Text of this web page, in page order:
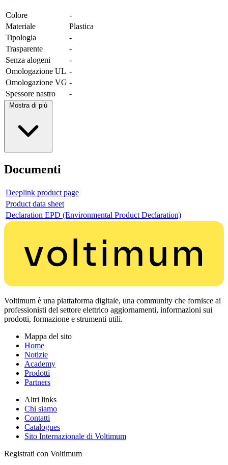
Colore
-
Materiale
Plastica
Tipologia
-
Trasparente
-
Senza alogeni
-
Omologazione UL -
Omologazione VG -
Spessore nastro
-
Mostra di più
Documenti
Deeplink product page
Product data sheet
Declaration EPD (Environmental Product Declaration)
Voltimum è una piattaforma digitale, una community che fornisce ai
professionisti del settore elettrico aggiornamenti, informazioni sui
prodotti, formazione e strumenti utili.
Mappa del sito
Home
Notizie
Academy
Prodotti
Partners
Altri links
Chi siamo
Contatti
Catalogues
Sito Internazionale di Voltimum
Registrati con Voltimum